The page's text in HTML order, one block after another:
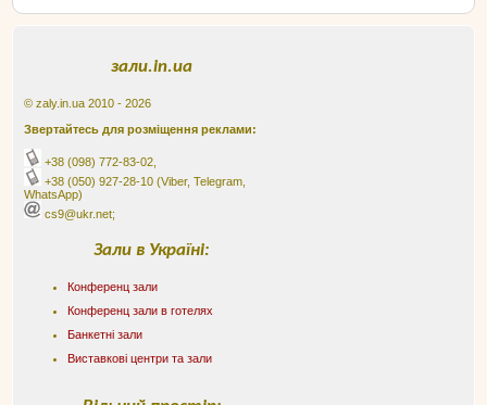
зали.in.ua
© zaly.in.ua 2010 - 2026
Звертайтесь для розміщення реклами:
+38 (098) 772-83-02
+38 (050) 927-28-10 (Viber, Telegram,
WhatsApp)
cs9@ukr.net;
Зали в Україні:
Конференц зали
Конференц зали в готелях
Банкетні зали
Виставкові центри та зали